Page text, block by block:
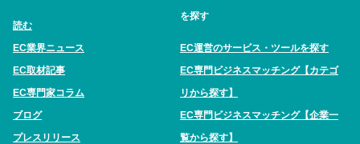
読む
EC業界ニュース
EC取材記事
EC専門家コラム
ブログ
プレスリリース
を探す
EC運営のサービス・ツールを探す
EC専門ビジネスマッチング【カテゴ
リから探す】
EC専門ビジネスマッチング【企業一
覧から探す】